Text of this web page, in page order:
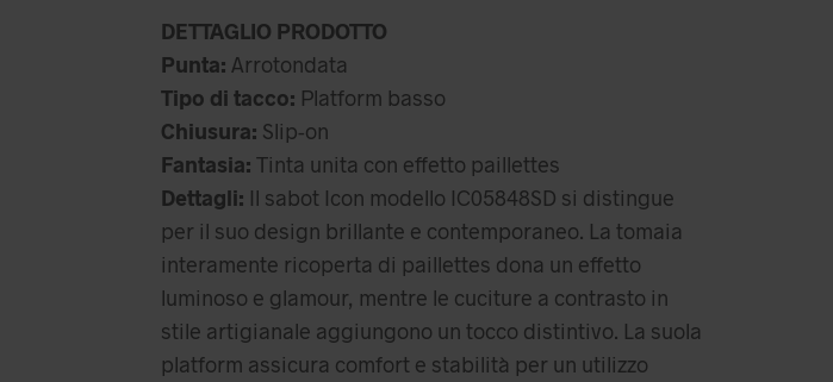
DETTAGLIO PRODOTTO
Punta: Arrotondata
Tipo di tacco: Platform basso
Chiusura: Slip-on
Fantasia: Tinta unita con effetto paillettes
Dettagli: Il sabot Icon modello IC05848SD si distingue
per il suo design brillante e contemporaneo. La tomaia
interamente ricoperta di paillettes dona un effetto
luminoso e glamour, mentre le cuciture a contrasto in
stile artigianale aggiungono un tocco distintivo. La suola
platform assicura comfort e stabilità per un utilizzo